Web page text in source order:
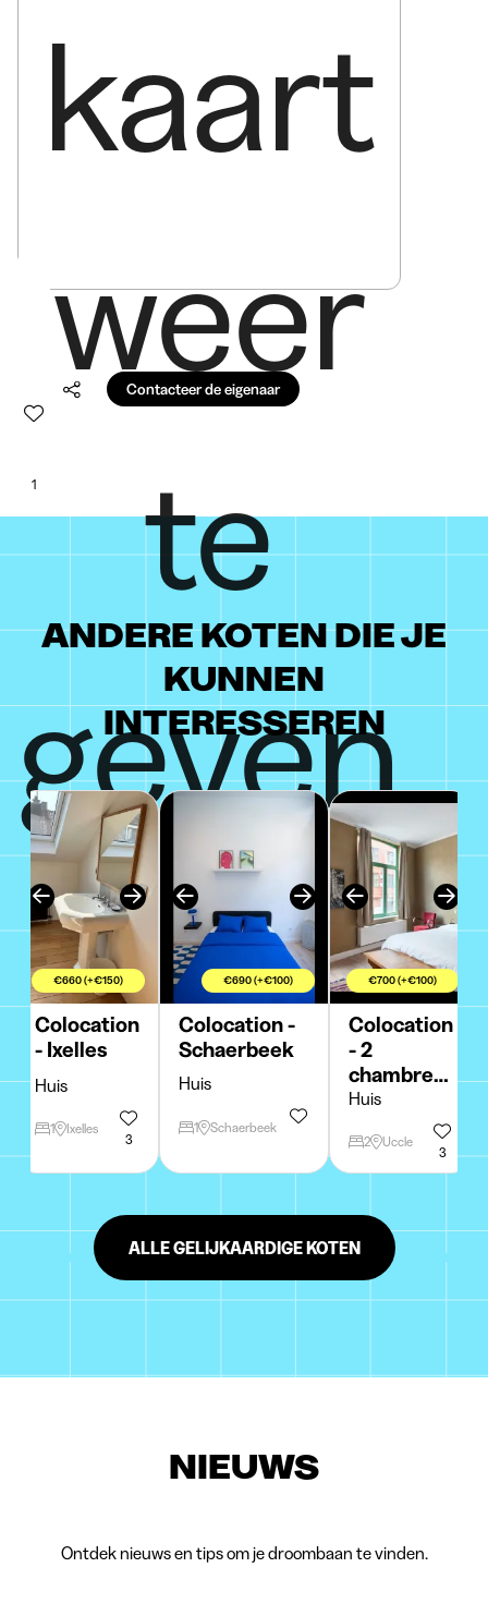
kaart
weer
te
geven
1
Contacteer de eigenaar
ANDERE KOTEN DIE JE
KUNNEN
INTERESSEREN
€660 (+€150)
Colocation
- Ixelles
Huis
1 Ixelles
3
€690 (+€100)
Colocation -
Schaerbeek
Huis
1 Schaerbeek
€700 (+€100)
Colocation
- 2
chambres
- Uccle
Huis
2 Uccle
3
ALLE GELIJKAARDIGE KOTEN
NIEUWS
Ontdek nieuws en tips om je droombaan te vinden.